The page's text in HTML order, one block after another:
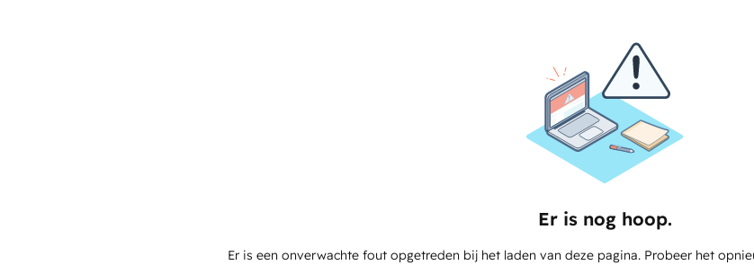
Er is nog hoop.
Er is een onverwachte fout opgetreden bij het laden van deze pagina. Probeer het